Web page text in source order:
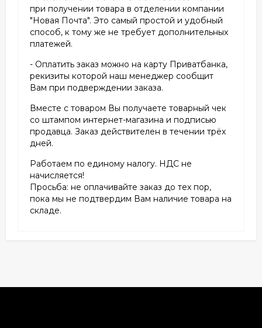
при получении товара в отделении компании
"Новая Почта". Это самый простой и удобный
способ, к тому же не требует дополнительных
платежей.
- Оплатить заказ можно на карту Приватбанка,
рекизиты которой наш менеджер сообщит
Вам при подверждении заказа.
Вместе с товаром Вы получаете товарный чек
со штампом интернет-магазина и подписью
продавца. Заказ действителен в течении трёх
дней.
Работаем по единому налогу. НДС не
начисляется!
Просьба: не оплачивайте заказ до тех пор,
пока мы не подтвердим Вам наличие товара на
складе.